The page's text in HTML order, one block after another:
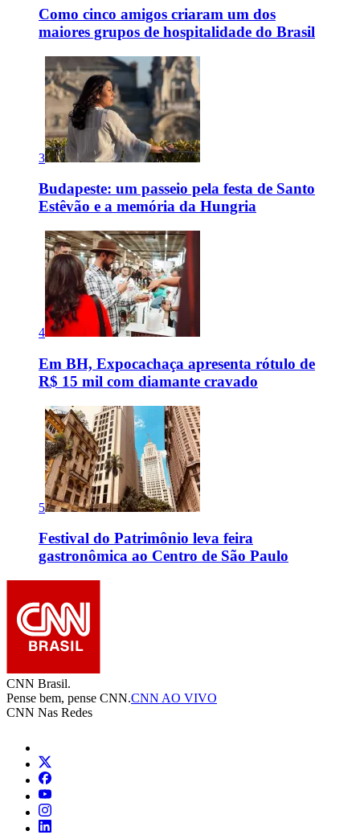
Como cinco amigos criaram um dos
maiores grupos de hospitalidade do Brasil
3
Budapeste: um passeio pela festa de Santo
Estêvão e a memória da Hungria
4
Em BH, Expocachaça apresenta rótulo de
R$ 15 mil com diamante cravado
5
Festival do Patrimônio leva feira
gastronômica ao Centro de São Paulo
CNN Brasil.
Pense bem, pense CNN.CNN AO VIVO
CNN Nas Redes